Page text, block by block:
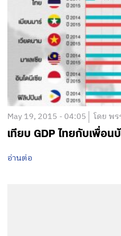
May 19, 2015 - 04:05 โดย พ
เทียบ GDP ไทยกับเพื่อน
อ่านต่อ